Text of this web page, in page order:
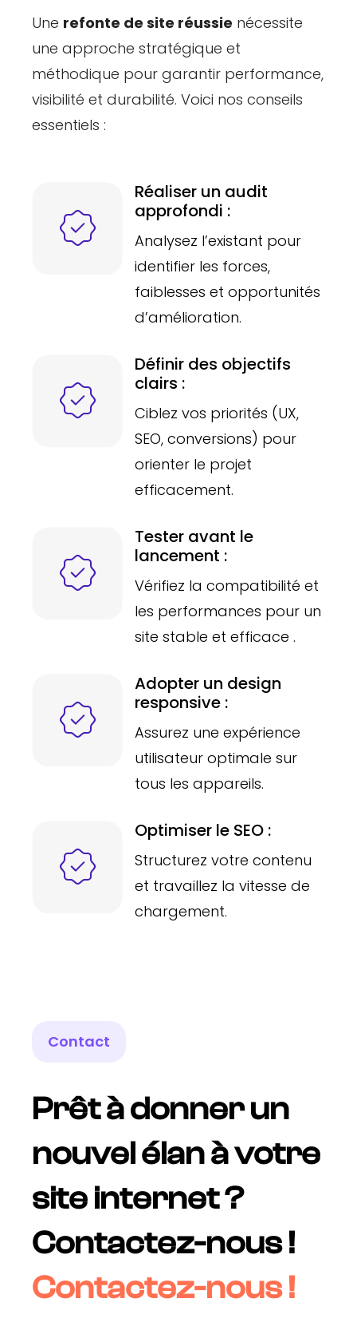
Une refonte de site réussie nécessite
une approche stratégique et
méthodique pour garantir performance,
visibilité et durabilité. Voici nos conseils
essentiels :
Réaliser un audit
approfondi :
Analysez l’existant pour
identifier les forces,
faiblesses et opportunités
d’amélioration.
Définir des objectifs
clairs :
Ciblez vos priorités (UX,
SEO, conversions) pour
orienter le projet
efficacement.
Tester avant le
lancement :
Vérifiez la compatibilité et
les performances pour un
site stable et efficace .
Adopter un design
responsive :
Assurez une expérience
utilisateur optimale sur
tous les appareils.
Optimiser le SEO :
Structurez votre contenu
et travaillez la vitesse de
chargement.
Contact
Prêt à donner un
nouvel élan à votre
site internet ?
Contactez-nous !
Contactez-nous !